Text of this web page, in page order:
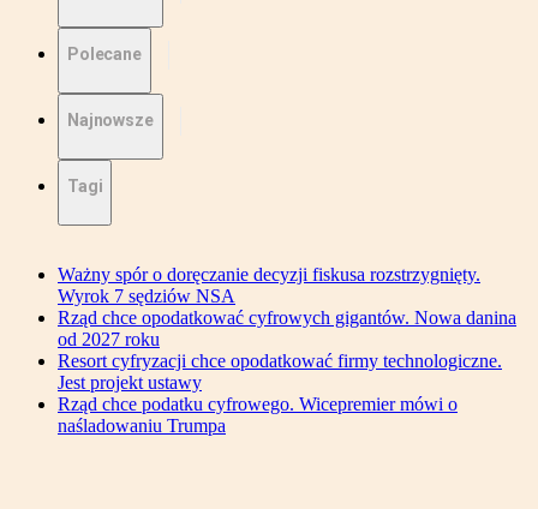
Polecane
Najnowsze
Tagi
Ważny spór o doręczanie decyzji fiskusa rozstrzygnięty.
Wyrok 7 sędziów NSA
Rząd chce opodatkować cyfrowych gigantów. Nowa danina
od 2027 roku
Resort cyfryzacji chce opodatkować firmy technologiczne.
Jest projekt ustawy
Rząd chce podatku cyfrowego. Wicepremier mówi o
naśladowaniu Trumpa